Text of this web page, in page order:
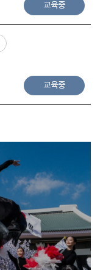
교육중
교육중